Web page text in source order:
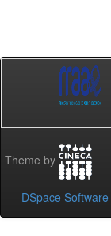
Theme by
DSpace Software